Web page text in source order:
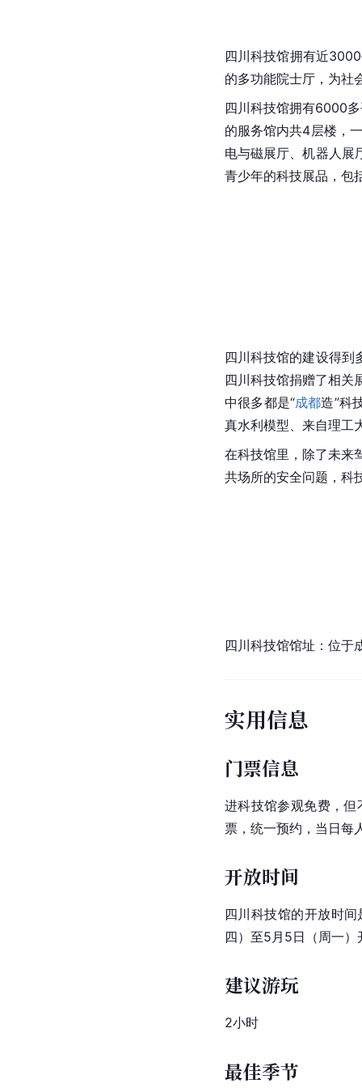
四川科技馆拥有近
的多功能院士厅，为社
四川科技馆拥有6000
的服务馆内共4层楼，
电与磁展厅、机器人展
青少年的科技展品，包
四川科技馆的建设得到
四川科技馆捐赠了相关
中很多都是“成都造”科
真水利模型、来自理工
在科技馆里，除了未来
共场所的安全问题，科
四川科技馆馆址：位于
实用信息
门票信息
进科技馆参观免费，
票，统一预约，当日每
开放时间
四川科技馆的开放时
四）至5月5日（周一
建议游玩
2小时
最佳季节